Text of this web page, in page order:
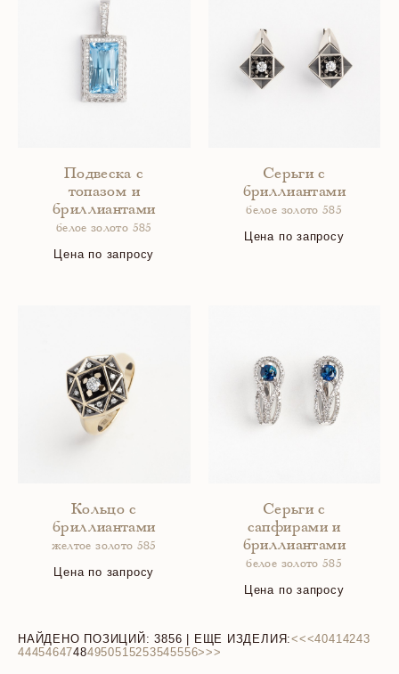
Подвеска с
топазом и
бриллиантами
белое золото 585
Цена по запросу
Серьги с
бриллиантами
белое золото 585
Цена по запросу
Кольцо с
бриллиантами
желтое золото 585
Цена по запросу
Серьги с
сапфирами и
бриллиантами
белое золото 585
Цена по запросу
НАЙДЕНО ПОЗИЦИЙ:3856 | ЕЩЕ ИЗДЕЛИЯ:<<<40414243
44454647484950515253545556>>>